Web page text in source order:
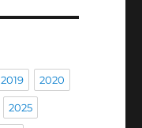
2019 2020
2025